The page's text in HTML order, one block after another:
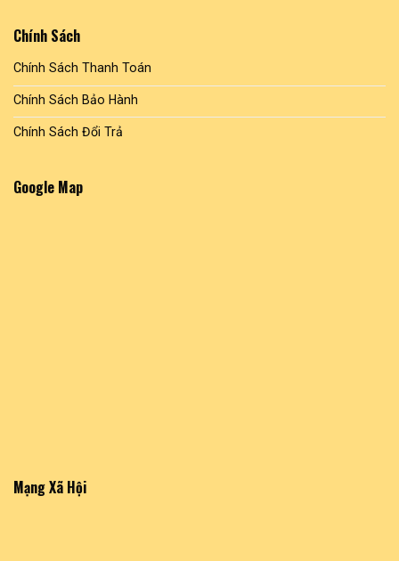
Chính Sách
Chính Sách Thanh Toán
Chính Sách Bảo Hành
Chính Sách Đổi Trả
Google Map
Mạng Xã Hội